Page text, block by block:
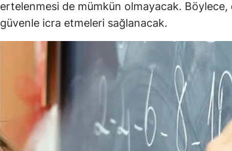
ertelenmesi de mümkün olmayacak.
güvenle icra etmeleri sağlanacak.